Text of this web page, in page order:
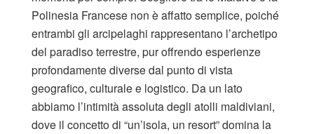
Polinesia Francese non è affatto semplice, poiché
entrambi gli arcipelaghi rappresentano l’archetipo
del paradiso terrestre, pur offrendo esperienze
profondamente diverse dal punto di vista
geografico, culturale e logistico. Da un lato
abbiamo l’intimità assoluta degli atolli maldiviani,
dove il concetto di “un’isola, un resort” domina la